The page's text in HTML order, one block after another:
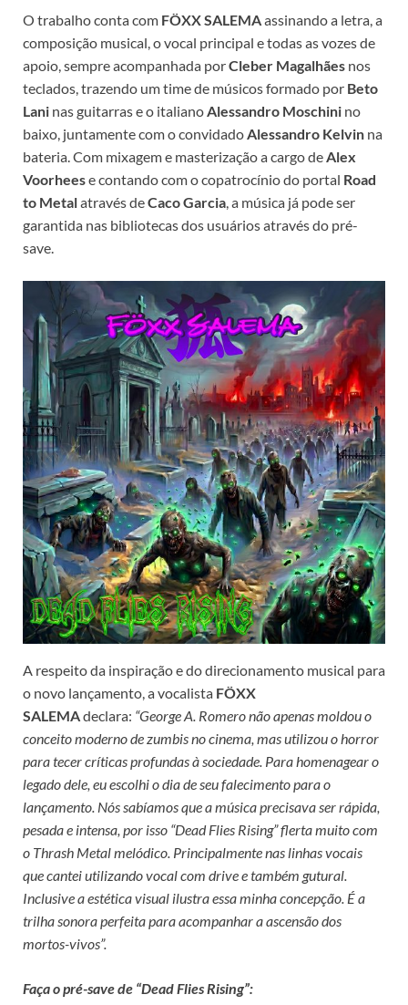
O trabalho conta com FÖXX SALEMAassinando a letra, a
composição musical, o vocal principal e todas as vozes de
apoio, sempre acompanhada porCleber Magalhães nos
teclados, trazendo um time de músicos formado por Beto
Lani nas guitarras e o italiano Alessandro Moschini no
baixo, juntamente com o convidado Alessandro Kelvin na
bateria. Com mixagem e masterização a cargo de Alex
Voorheese contando com o copatrocínio do portal Road
to Metalatravés deCaco Garcia , a música já pode ser
garantida nas bibliotecas dos usuários através do pré-
save.
A respeito da inspiração e do direcionamento musical para
o novo lançamento, a vocalista FÖXX
SALEMAdeclara: “George A. Romero não apenas moldou o
conceito moderno de zumbis no cinema, mas utilizou o horror
para tecer críticas profundas à sociedade. Para homenagear o
legado dele, eu escolhi o dia de seu falecimento para o
lançamento. Nós sabíamos que a música precisava ser rápida,
pesada e intensa, por isso “Dead Flies Rising” flerta muito com
o Thrash Metal melódico. Principalmente nas linhas vocais
que cantei utilizando vocal com drive e também gutural.
Inclusive a estética visual ilustra essa minha concepção. É a
trilha sonora perfeita para acompanhar a ascensão dos
mortos-vivos”.
Faça o pré-save de “Dead Flies Rising”: